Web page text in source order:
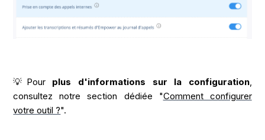
💡Pour plus d'informations sur la configuration,
consultez notre section dédiée "Comment configurer
votre outil ?".